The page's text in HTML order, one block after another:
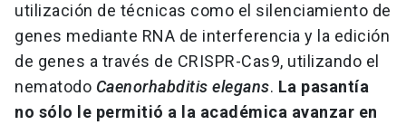
utilización de técnicas como el silenciamiento de
genes mediante RNA de interferencia y la edición
de genes a través de CRISPR-Cas9, utilizando el
nematodo Caenorhabditis elegans. La pasantía
no sólo le permitió a la académica avanzar en